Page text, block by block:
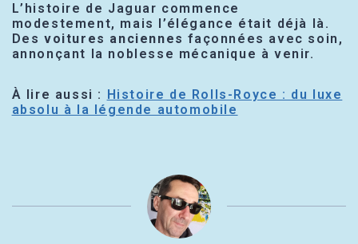
L’histoire de Jaguar commence
modestement, mais l’élégance était déjà là.
Des voitures anciennes façonnées avec soin,
annonçant la noblesse mécanique à venir.
À lire aussi :
Histoire de Rolls-Royce : du luxe
absolu à la légende automobile